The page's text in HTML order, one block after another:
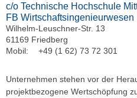
c/o Technische Hochschule
FB Wirtschaftsingenieurwesen
Wilhelm-Leuschner-Str. 13
61169 Friedberg
Mobil:
+49 (1 62) 73 72 301
Unternehmen stehen vor der
projektbezogene Wertschöpfung